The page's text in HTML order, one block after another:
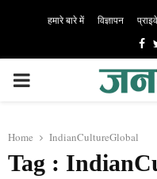
हमारे बारे में विज्ञापन
PRIMARY
Home IndianCultureGlobal
Tag :